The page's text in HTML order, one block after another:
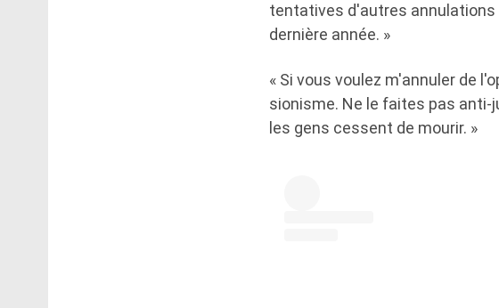
tentatives d'autres annulations
dernière année. »
« Si vous voulez m'annuler de
sionisme. Ne le faites pas anti-
les gens cessent de mourir. »